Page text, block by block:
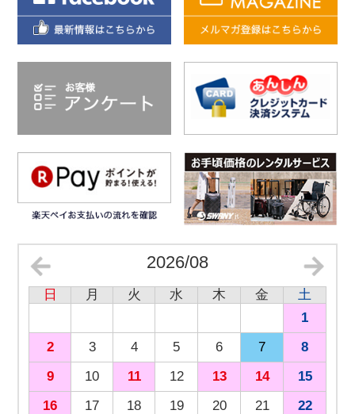
2026/08
日 月 火 水 木 金
土
1
2
3 4 5 6 7
8
9
10 11 12 13 14
15
16
17 18 19 20 21
22